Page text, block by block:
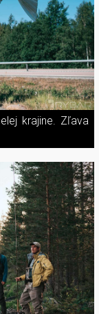
krajine. Zľava